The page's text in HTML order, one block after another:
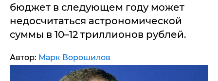
бюджет в следующем году может
недосчитаться астрономической
суммы в 10–12 триллионов рублей.
Автор: Марк Ворошилов